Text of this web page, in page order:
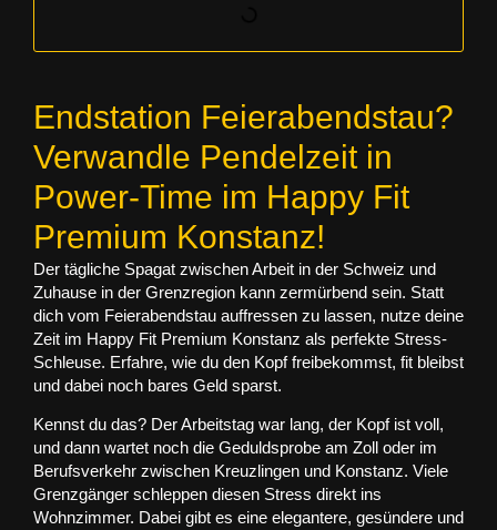
Endstation Feierabendstau?
Verwandle Pendelzeit in
Power-Time im Happy Fit
Premium Konstanz!
Der tägliche Spagat zwischen Arbeit in der Schweiz und
Zuhause in der Grenzregion kann zermürbend sein. Statt
dich vom Feierabendstau auffressen zu lassen, nutze deine
Zeit im Happy Fit Premium Konstanz als perfekte Stress-
Schleuse. Erfahre, wie du den Kopf freibekommst, fit bleibst
und dabei noch bares Geld sparst.
Kennst du das? Der Arbeitstag war lang, der Kopf ist voll,
und dann wartet noch die Geduldsprobe am Zoll oder im
Berufsverkehr zwischen Kreuzlingen und Konstanz. Viele
Grenzgänger schleppen diesen Stress direkt ins
Wohnzimmer. Dabei gibt es eine elegantere, gesündere und